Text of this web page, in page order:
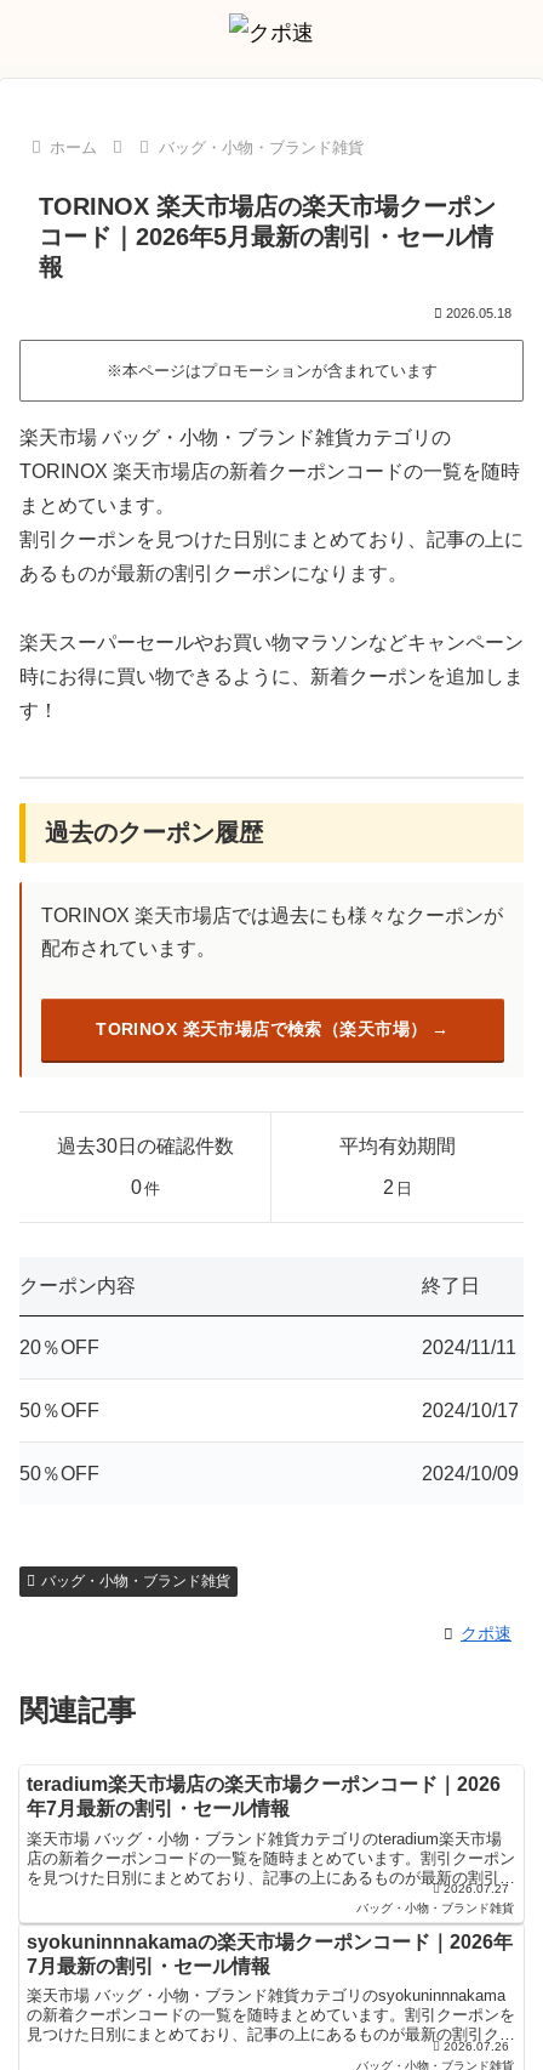
ホーム バッグ・小物・ブランド雑貨
TORINOX 楽天市場店の楽天市場クーポン
コード｜2026年5月最新の割引・セール情
報
2026.05.18
※本ページはプロモーションが含まれています
楽天市場 バッグ・小物・ブランド雑貨カテゴリの
TORINOX 楽天市場店の新着クーポンコードの一覧を随時
まとめています。
割引クーポンを見つけた日別にまとめており、記事の上に
あるものが最新の割引クーポンになります。
楽天スーパーセールやお買い物マラソンなどキャンペーン
時にお得に買い物できるように、新着クーポンを追加しま
す！
過去のクーポン履歴
TORINOX 楽天市場店では過去にも様々なクーポンが
配布されています。
TORINOX 楽天市場店で検索（楽天市場）
過去30日の確認件数
0件
平均有効期間
2 日
クーポン内容 終了日
20％OFF 2024/11/11
50％OFF 2024/10/17
50％OFF 2024/10/09
バッグ・小物・ブランド雑貨
クポ速
関連記事
teradium楽天市場店の楽天市場クーポンコード｜2026
年7月最新の割引・セール情報
楽天市場 バッグ・小物・ブランド雑貨カテゴリのteradium楽天市場
店の新着クーポンコードの一覧を随時まとめています。割引クーポン
を見つけた日別にまとめており、記事の上にあるものが最新の割引ク
2026.07.27
バッグ・小物・ブランド雑貨
syokuninnnakamaの楽天市場クーポンコード｜2026年
7月最新の割引・セール情報
楽天市場 バッグ・小物・ブランド雑貨カテゴリのsyokuninnnakama
の新着クーポンコードの一覧を随時まとめています。割引クーポンを
見つけた日別にまとめており、記事の上にあるものが最新の割引クー
2026.07.26
バッグ・小物・ブランド雑貨